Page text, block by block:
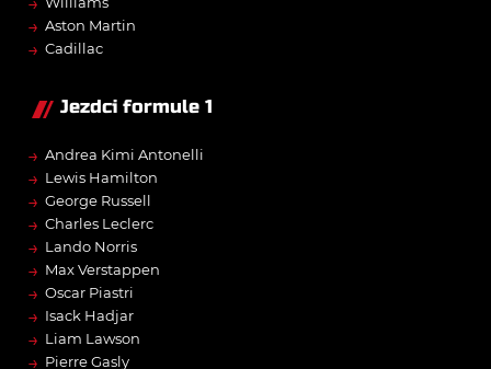
→ Aston Martin
→ Cadillac
Jezdci formule 1
→ Andrea Kimi Antonelli
→ Lewis Hamilton
→ George Russell
→ Charles Leclerc
→ Lando Norris
→ Max Verstappen
→ Oscar Piastri
→ Isack Hadjar
→ Liam Lawson
→ Pierre Gasly